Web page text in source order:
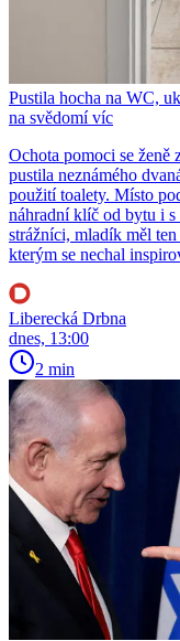
Pustila hocha na WC,
na svědomí víc
Ochota pomoci se ženě
pustila neznámého
použití toalety. Místo
náhradní klíč od bytu i
strážníci, mladík měl
kterým se nechal
Liberecká Drbna
dnes, 13:00
2 min